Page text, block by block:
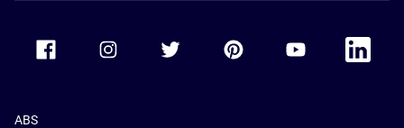
Accor Youtube
Accor
ABS